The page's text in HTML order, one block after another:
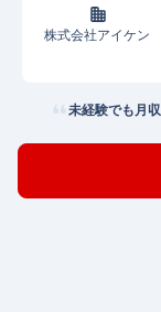
株式会社アイケン
未経験でも月